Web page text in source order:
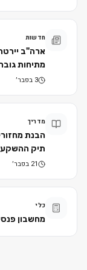
חדשות
ארה"ב
מתיחות
3 בפבר׳
מדריך
הבנת
תיק
21 בפבר׳
כלי
מחשבון